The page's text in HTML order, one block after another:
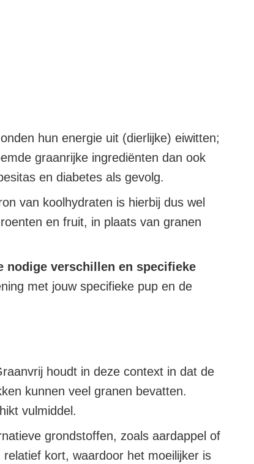
hun energie uit (dierlijke) eiwitten;
graanrijke ingrediënten dan ook
en diabetes als gevolg.
van koolhydraten is hierbij dus wel
en fruit, in plaats van granen
nodige verschillen en specifieke
met jouw specifieke pup en de
houdt in deze context in dat de
kunnen veel granen bevatten.
vulmiddel.
grondstoffen, zoals aardappel of
kort, waardoor het moeilijker is